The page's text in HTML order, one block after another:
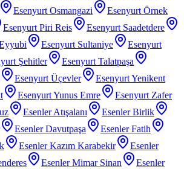
Esenyurt Osmangazi
Esenyurt Örnek
Esenyurt Piri Reis
Esenyurt Saadetdere
Esenyurt Sultaniye
Esenyurt
Şehitler
Esenyurt Talatpaşa
Esenyurt Üçevler
Esenyurt Yenikent
Esenyurt Yunus Emre
Esenyurt Zafer
Esenler Atışalanı
Esenler Birlik
Esenler Davutpaşa
Esenler Fatih
Esenler Kazım Karabekir
Esenler
Esenler Mimar Sinan
Esenler